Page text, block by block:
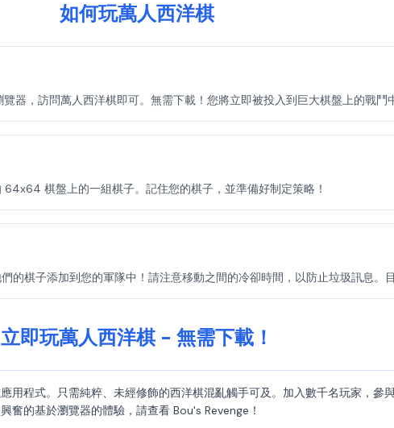
如何玩萬人西洋棋
器，訪問萬人西洋棋即可。無需下載！您將立即被投入到巨大棋盤上的戰鬥
棋盤上的一組棋子。記住您的棋子，並準備好制定策略！
的棋子添加到您的軍隊中！請注意移動之間的冷卻時間，以防止垃圾訊息。
立即玩萬人西洋棋 - 無需下載！
用程式。只需純粹、未經修飾的西洋棋混亂觸手可及。加入數千名玩家，參
奮的基於瀏覽器的體驗，請查看 Bou's Revenge！